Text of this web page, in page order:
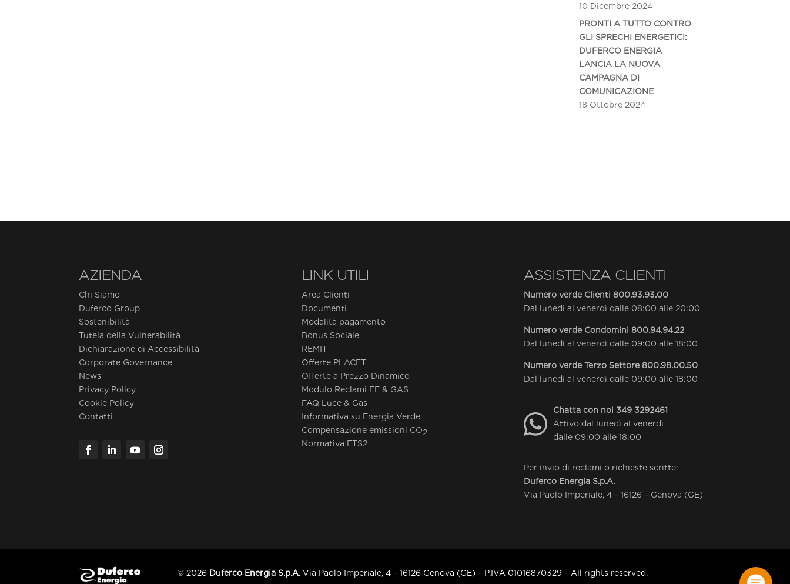
10 Dicembre 2024
PRONTI A TUTTO CONTRO
GLI SPRECHI ENERGETICI:
DUFERCO ENERGIA
LANCIA LA NUOVA
CAMPAGNA DI
COMUNICAZIONE
18 Ottobre 2024
AZIENDA
Chi Siamo
Duferco Group
Sostenibilità
Tutela della Vulnerabilità
Dichiarazione di Accessibilità
Corporate Governance
News
Privacy Policy
Cookie Policy
Contatti
LINK UTILI
Area Clienti
Documenti
Modalità pagamento
Bonus Sociale
REMIT
Offerte PLACET
Offerte a Prezzo Dinamico
Modulo Reclami EE & GAS
FAQ Luce & Gas
Informativa su Energia Verde
Compensazione emissioni CO2
Normativa ETS2
ASSISTENZA CLIENTI
Numero verde Clienti 800.93.93.00
Dal lunedì al venerdì dalle 08:00 alle 20:00
Numero verde Condomini 800.94.94.22
Dal lunedì al venerdì dalle 09:00 alle 18:00
Numero verde Terzo Settore 800.98.00.50
Dal lunedì al venerdì dalle 09:00 alle 18:00
Chatta con noi 349 3292461
Attivo dal lunedì al venerdì
dalle 09:00 alle 18:00
Per invio di reclami o richieste scritte:
Duferco Energia S.p.A.
Via Paolo Imperiale, 4 – 16126 – Genova (GE)
© 2026 Duferco Energia S.p.A. Via Paolo Imperiale, 4 – 16126 Genova (GE) – P.IVA 01016870329 – All rights reserved.